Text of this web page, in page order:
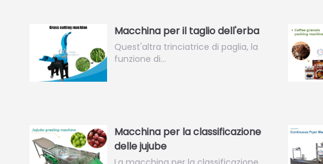
Macchina per il taglio dell'erba
Quest'altra trinciatrice di paglia, la
funzione di…
Macchina per la classificazione
delle jujube